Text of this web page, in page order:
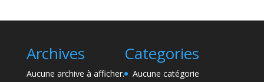
Archives
Aucune archive à afficher.
Categories
Aucune catégorie